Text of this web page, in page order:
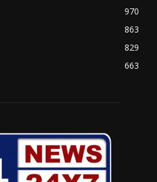
970
863
829
663